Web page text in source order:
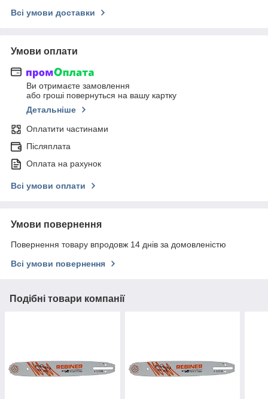
Всі умови доставки
Умови оплати
Ви отримаєте замовлення
або гроші повернуться на вашу картку
Детальніше
Оплатити частинами
Післяплата
Оплата на рахунок
Всі умови оплати
Умови повернення
Повернення товару впродовж 14 днів за домовленістю
Всі умови повернення
Подібні товари компанії